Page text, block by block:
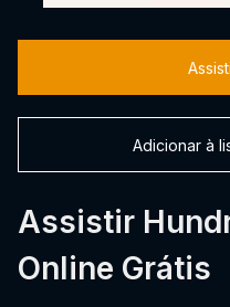
Assistir
Online Grátis
Adicionar à